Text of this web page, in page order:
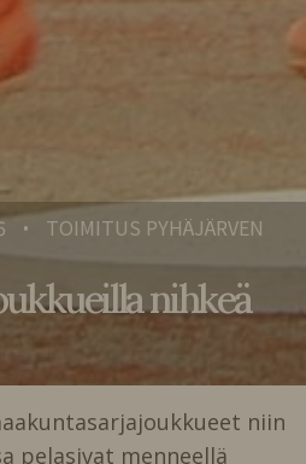
•
TOIMITUS PYHÄJÄRVEN
nihkeä
niin
pelasivat menneellä